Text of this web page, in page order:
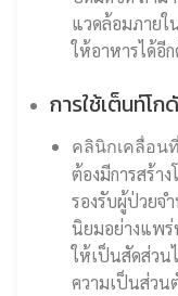
แวดล้อมภายใ
ให้อาหารได้อี
การใช้เต็นท์โ
คลินิกเคลื่อน
ต้องมีการสร้า
รองรับผู้ป่วยจ
นิยมอย่างแพร่
ให้เป็นสัดส่วน
ความเป็นส่วน